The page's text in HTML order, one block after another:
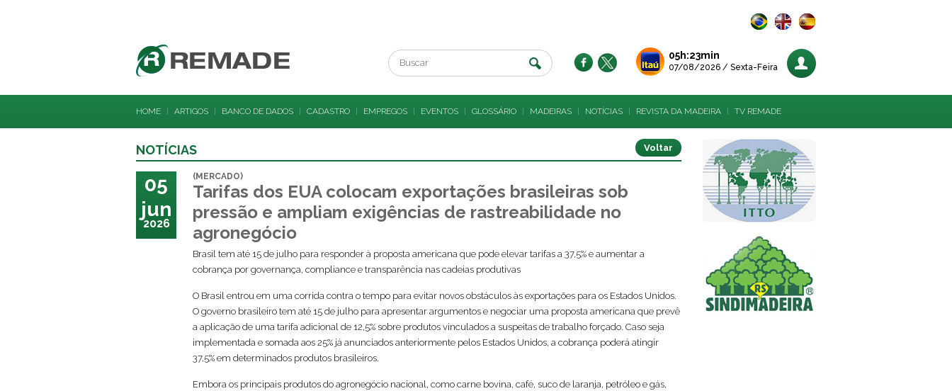
05h:23min
07/08/2026 / Sexta-Feira
HOME ARTIGOS BANCO DE DADOS CADASTRO EMPREGOS EVENTOS GLOSSÁRIO MADEIRAS NOTÍCIAS REVISTA DA MADEIRA TV REMADE
Voltar
NOTÍCIAS
05
jun
2026
(MERCADO)
Tarifas dos EUA colocam exportações brasileiras sob
pressão e ampliam exigências de rastreabilidade no
agronegócio
Brasil tem até 15 de julho para responder à proposta americana que pode elevar tarifas a 37,5% e aumentar a
cobrança por governança, compliance e transparência nas cadeias produtivas
O Brasil entrou em uma corrida contra o tempo para evitar novos obstáculos às exportações para os Estados Unidos.
O governo brasileiro tem até 15 de julho para apresentar argumentos e negociar uma proposta americana que prevê
a aplicação de uma tarifa adicional de 12,5% sobre produtos vinculados a suspeitas de trabalho forçado. Caso seja
implementada e somada aos 25% já anunciados anteriormente pelos Estados Unidos, a cobrança poderá atingir
37,5% em determinados produtos brasileiros.
Embora os principais produtos do agronegócio nacional, como carne bovina, café, suco de laranja, petróleo e gás,